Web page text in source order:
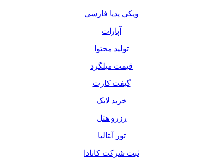
ویکی پدیا فارسی
آپارات
تولید محتوا
قیمت میلگرد
گیفت کارت
خرید لایک
رزرو هتل
تور آنتالیا
ثبت شرکت کانادا